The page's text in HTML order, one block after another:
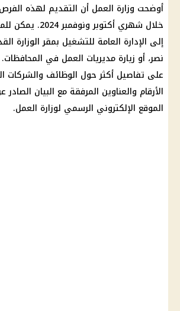
أوضحت وزارة العمل أن التقديم لهذه
خلال شهري أكتوبر
إلى الإدارة العامة للتشغيل بمقر الوزارة
نصر، أو زيارة مديريات العمل في
على تفاصيل أكثر حول الوظائف والشركات
الأرقام والعناوين المرفقة مع البيان الصادر
الموقع الإلكتروني الرسمي لوزارة العمل.